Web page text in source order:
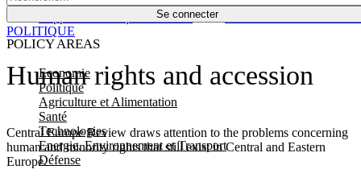
Se connecter
POLICY AREAS
Economie
Politique
Agriculture et Alimentation
Santé
Technologies
Energie, Environnement et Transport
Défense
Économie
Human rights and accession
Central Europe Review draws attention to the problems concerning
human and minority rights that still exist in Central and Eastern
Europe.
POLITIQUE